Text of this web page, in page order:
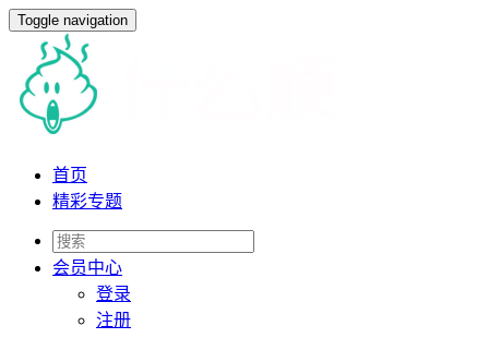
Toggle navigation
首页
精彩专题
会员中心
登录
注册